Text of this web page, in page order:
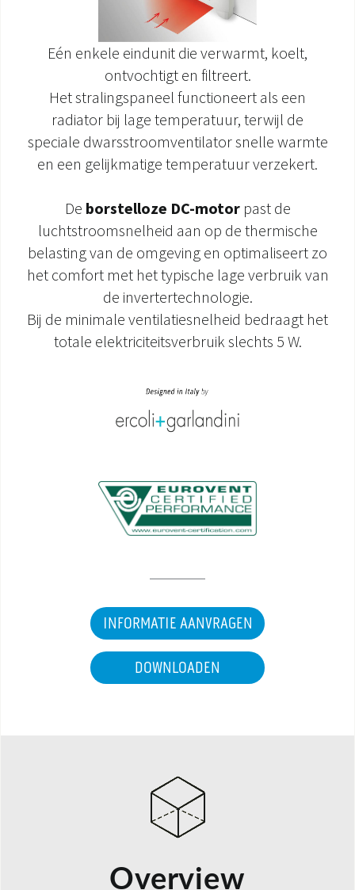
Eén enkele eindunit die verwarmt, koelt,
ontvochtigt en filtreert.
Het stralingspaneel functioneert als een
radiator bij lage temperatuur, terwijl de
speciale dwarsstroomventilator snelle warmte
en een gelijkmatige temperatuur verzekert.
De borstelloze DC-motor past de
luchtstroomsnelheid aan op de thermische
belasting van de omgeving en optimaliseert zo
het comfort met het typische lage verbruik van
de invertertechnologie.
Bij de minimale ventilatiesnelheid bedraagt het
totale elektriciteitsverbruik slechts 5 W.
INFORMATIE AANVRAGEN
DOWNLOADEN
Overview